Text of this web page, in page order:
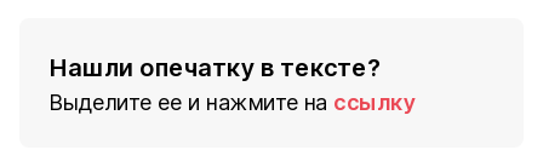
Нашли опечатку в тексте?
Выделите ее и нажмите на ссылку